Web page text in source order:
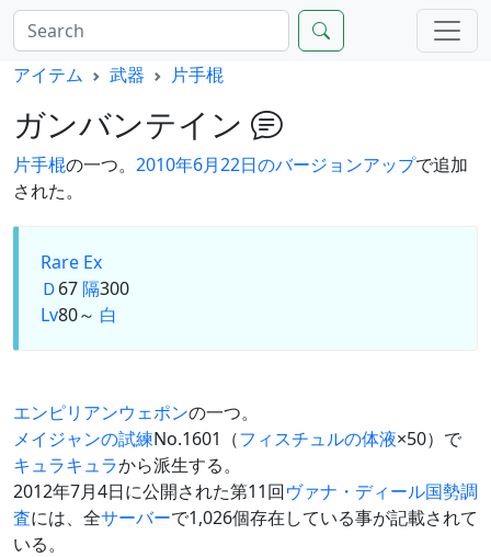
アイテム 武器 片手棍
ガンバンテイン
片手棍の一つ。 2010年6月22日のバージョンアップで追加
された。
Rare Ex
Ｄ67隔300
Lv80～ 白
エンピリアンウェポンの一つ。
メイジャンの試練No.1601（フィスチュルの体液×50）で
キュラキュラから派生する。
2012年7月4日に公開された第11回ヴァナ・ディール国勢調
査には、全サーバーで1,026個存在している事が記載されて
いる。